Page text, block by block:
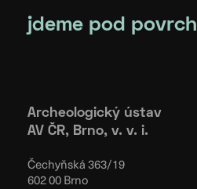
jdeme pod povrch
Archeologický ústav
AV ČR, Brno, v. v. i.
Čechyňská 363/19
602 00 Brno